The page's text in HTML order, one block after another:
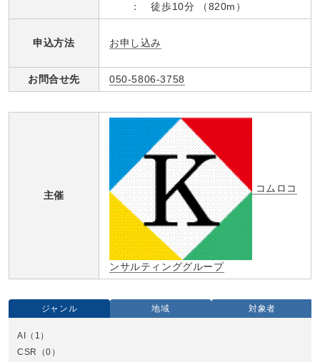
： 徒歩10分 （820m）
申込方法 お申し込み
お問合せ先 050-5806-3758
主催
コムロコ
ンサルティンググループ
ジャンル 地域 対象者
AI
（1）
CSR
（0）